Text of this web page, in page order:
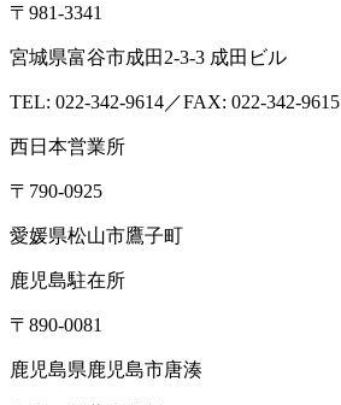
〒981-3341
宮城県富谷市成田2-3-3 成田ビル
TEL: 022-342-9614／FAX: 022-342-9615
西日本営業所
〒790-0925
愛媛県松山市鷹子町
鹿児島駐在所
〒890-0081
鹿児島県鹿児島市唐湊